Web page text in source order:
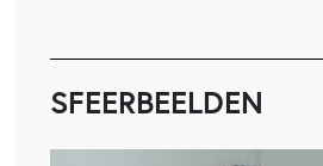
SFEERBEELDEN